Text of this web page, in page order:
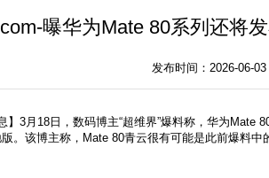
曝华为Mate 80系列还将
发布时间：2026-06-03
】3月18日，数码博主“超维界”爆料称，华为
。该博主称，Mate 80青云很有可能是此前爆料